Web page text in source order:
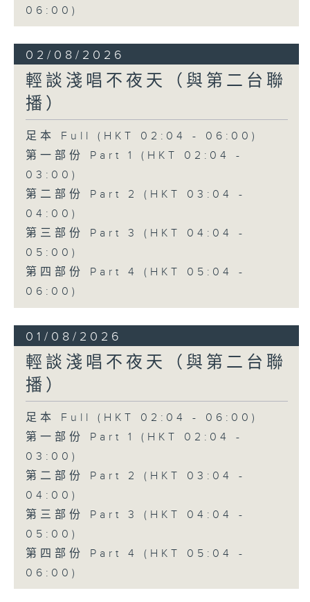
06:00)
02/08/2026
輕談淺唱不夜天（與第二台聯
播）
足本 Full (HKT 02:04 - 06:00)
第一部份 Part 1 (HKT 02:04 -
03:00)
第二部份 Part 2 (HKT 03:04 -
04:00)
第三部份 Part 3 (HKT 04:04 -
05:00)
第四部份 Part 4 (HKT 05:04 -
06:00)
01/08/2026
輕談淺唱不夜天（與第二台聯
播）
足本 Full (HKT 02:04 - 06:00)
第一部份 Part 1 (HKT 02:04 -
03:00)
第二部份 Part 2 (HKT 03:04 -
04:00)
第三部份 Part 3 (HKT 04:04 -
05:00)
第四部份 Part 4 (HKT 05:04 -
06:00)